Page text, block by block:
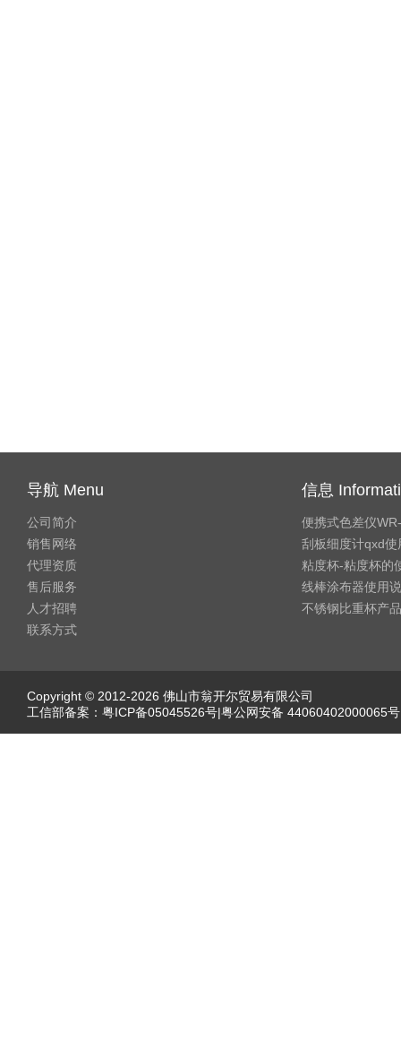
导航 Menu
公司简介
销售网络
代理资质
售后服务
人才招聘
联系方式
信息
便携式色差仪
刮板细度计qxd使
粘度杯-粘度杯的
线棒涂布器使用
不锈钢比重杯产
Copyright © 2012-2026 佛山市翁开尔贸易有限公司
工信部备案： 粤ICP备05045526号|粤公网安备 44060402000065号